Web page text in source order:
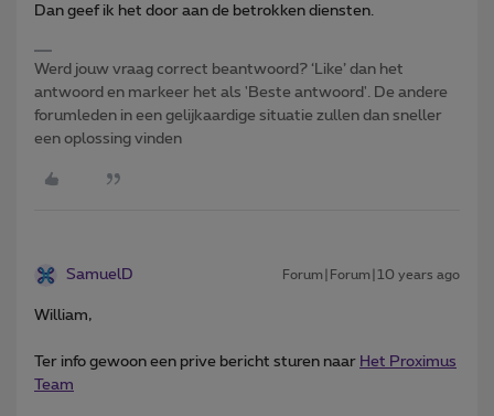
Dan geef ik het door aan de betrokken diensten.
Werd jouw vraag correct beantwoord? ‘Like’ dan het
antwoord en markeer het als 'Beste antwoord'. De andere
forumleden in een gelijkaardige situatie zullen dan sneller
een oplossing vinden
SamuelD Forum|Forum|10 years ago
William,
Ter info gewoon een prive bericht sturen naar Het Proximus
Team